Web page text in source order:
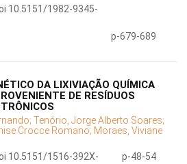
10.5151/1982-9345-
p-679-689
DA LIXIVIAÇÃO QUÍMICA
DE RESÍDUOS
Tenório, Jorge Alberto Soares;
Crocce Romano; Moraes, Viviane
10.5151/1516-392X-
p-48-54